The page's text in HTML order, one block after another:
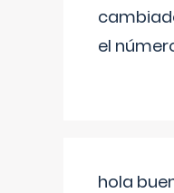
el
hola